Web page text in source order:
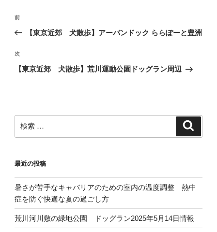
投
ナ
ビ
ゲ
ン
過
去
投
稿
前
【東京近郊 犬散歩】アーバンドック ららぽーと豊洲
次
の
次
【東京近郊 犬散歩】荒川運動公園ドッグラン周辺
索:
最近の投稿
暑さが苦手なキャバリアのための室内の温度調整｜熱中
症を防ぐ快適な夏の過ごし方
荒川河川敷の緑地公園 ドッグラン2025年5月14日情報